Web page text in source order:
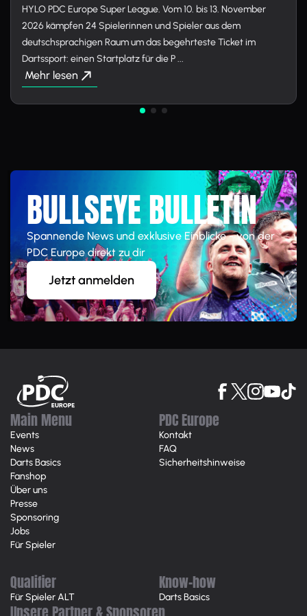
HYLO PDC Europe Super League. Vom 10. bis 13. November
2026 kämpfen 24 Spielerinnen und Spieler aus dem
deutschsprachigen Raum um das begehrteste Ticket im
Dartssport: einen Startplatz für die P ...
Mehr lesen
BULLSEYE BULLETIN
Spannende News und exklusive Einblicke - von der
PDC Europe direkt zu dir
Jetzt anmelden
Main Menu
Events
News
Darts Basics
Fanshop
Über uns
Presse
Sponsoring
Jobs
Für Spieler
PDC Europe
Kontakt
FAQ
Sicherheitshinweise
Qualifier
Für Spieler ALT
Know-how
Darts Basics